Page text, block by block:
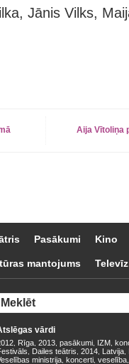
Jānis Vilks,
Aija Vītoliņa
Pasākumi Kino
mantojums
vārdi
Rīga 2013 pasākumi IZM
Dailes teātris 2014 Latvija
ministrija koncerti veselība